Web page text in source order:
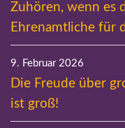
Zuhören, wenn es
Ehrenamtliche für
9. Februar 2026
Die Freude über
ist groß!